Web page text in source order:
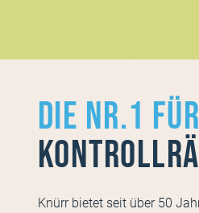
Die Nr.1
Knürr bietet seit über 50